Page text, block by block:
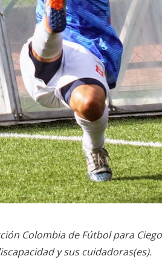
Colombia de Fútbol para
y sus cuidadoras(es).